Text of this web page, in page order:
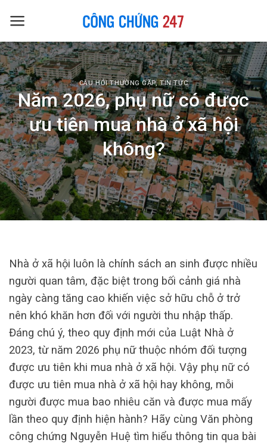
CÂU HỎI THƯỜNG GẶP,TIN TỨC
Năm 2026, phụ nữ có được
ưu tiên mua nhà ở xã hội
không?
Nhà ở xã hội luôn là chính sách an sinh được nhiều
người quan tâm, đặc biệt trong bối cảnh giá nhà
ngày càng tăng cao khiến việc sở hữu chỗ ở trở
nên khó khăn hơn đối với người thu nhập thấp.
Đáng chú ý, theo quy định mới của Luật Nhà ở
2023, từ năm 2026 phụ nữ thuộc nhóm đối tượng
được ưu tiên khi mua nhà ở xã hội. Vậy phụ nữ có
được ưu tiên mua nhà ở xã hội hay không, mỗi
người được mua bao nhiêu căn và được mua mấy
lần theo quy định hiện hành? Hãy cùng Văn phòng
công chứng Nguyễn Huệ tìm hiểu thông tin qua bài